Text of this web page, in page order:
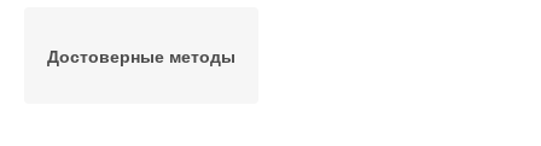
Достоверные методы